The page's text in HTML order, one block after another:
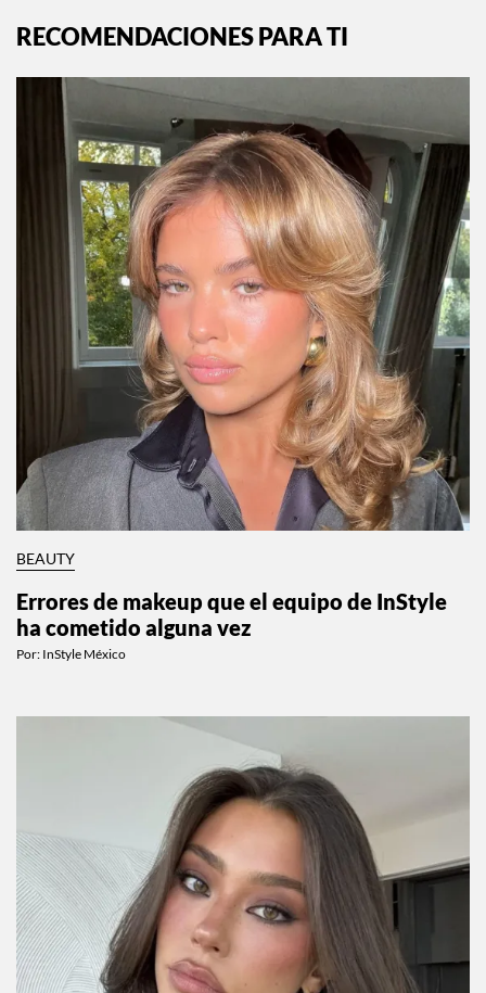
RECOMENDACIONES PARA TI
BEAUTY
Errores de makeup que el equipo de InStyle
ha cometido alguna vez
Por: InStyle México